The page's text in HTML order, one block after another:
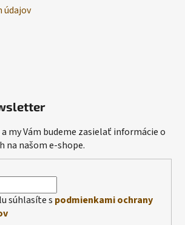
údajov
my Vám budeme zasielať informácie o
na našom e-shope.
súhlasíte s podmienkami ochrany